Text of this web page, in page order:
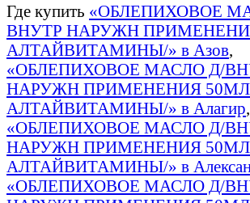
Где купить «ОБЛЕПИХОВОЕ
ВНУТР НАРУЖН
АЛТАЙВИТАМИНЫ/» в Азов,
«ОБЛЕПИХОВОЕ МАСЛО Д/
НАРУЖН ПРИМЕНЕНИЯ
АЛТАЙВИТАМИНЫ/» в Алагир,
«ОБЛЕПИХОВОЕ МАСЛО Д/
НАРУЖН ПРИМЕНЕНИЯ
АЛТАЙВИТАМИНЫ/» в
«ОБЛЕПИХОВОЕ МАСЛО Д/